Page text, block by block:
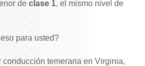
de clase 1, el mismo nivel de
para usted?
conducción temeraria en Virginia,